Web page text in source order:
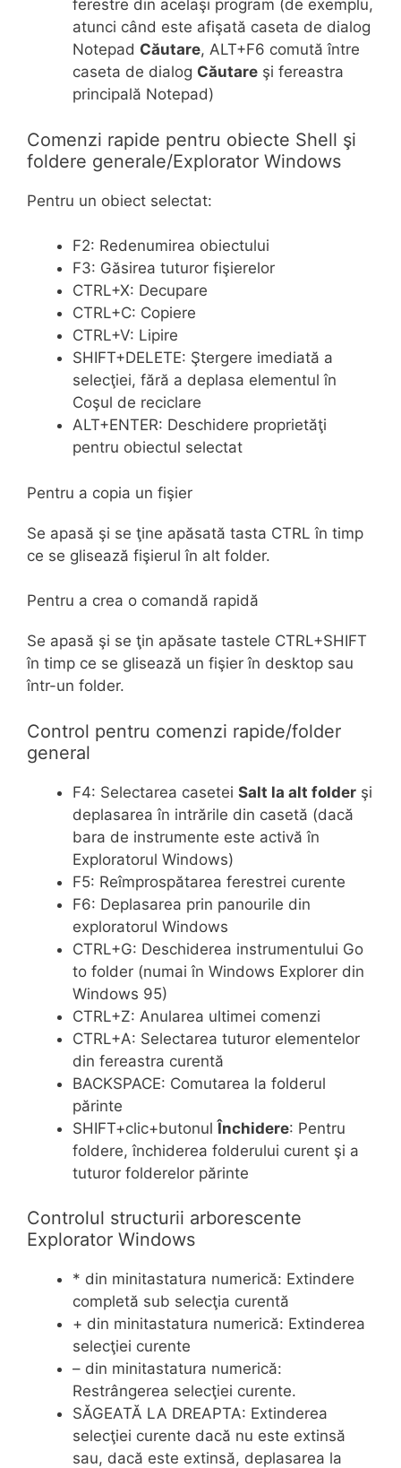
ferestre din acelaşi program (de exemplu,
atunci când este afişată caseta de dialog
Notepad Căutare, ALT+F6 comută între
caseta de dialog Căutare şi fereastra
principală Notepad)
Comenzi rapide pentru obiecte Shell şi
foldere generale/Explorator Windows
Pentru un obiect selectat:
F2: Redenumirea obiectului
F3: Găsirea tuturor fişierelor
CTRL+X: Decupare
CTRL+C: Copiere
CTRL+V: Lipire
SHIFT+DELETE: Ştergere imediată a
selecţiei, fără a deplasa elementul în
Coşul de reciclare
ALT+ENTER: Deschidere proprietăţi
pentru obiectul selectat
Pentru a copia un fişier
Se apasă şi se ţine apăsată tasta CTRL în timp
ce se glisează fişierul în alt folder.
Pentru a crea o comandă rapidă
Se apasă şi se ţin apăsate tastele CTRL+SHIFT
în timp ce se glisează un fişier în desktop sau
într-un folder.
Control pentru comenzi rapide/folder
general
F4: Selectarea casetei Salt la alt folder şi
deplasarea în intrările din casetă (dacă
bara de instrumente este activă în
Exploratorul Windows)
F5: Reîmprospătarea ferestrei curente
F6: Deplasarea prin panourile din
exploratorul Windows
CTRL+G: Deschiderea instrumentului Go
to folder (numai în Windows Explorer din
Windows 95)
CTRL+Z: Anularea ultimei comenzi
CTRL+A: Selectarea tuturor elementelor
din fereastra curentă
BACKSPACE: Comutarea la folderul
părinte
SHIFT+clic+butonulÎnchidere: Pentru
foldere, închiderea folderului curent şi a
tuturor folderelor părinte
Controlul structurii arborescente
Explorator Windows
* din minitastatura numerică: Extindere
completă sub selecţia curentă
+ din minitastatura numerică: Extinderea
selecţiei curente
– din minitastatura numerică:
Restrângerea selecţiei curente.
SĂGEATĂ LA DREAPTA: Extinderea
selecţiei curente dacă nu este extinsă
sau, dacă este extinsă, deplasarea la